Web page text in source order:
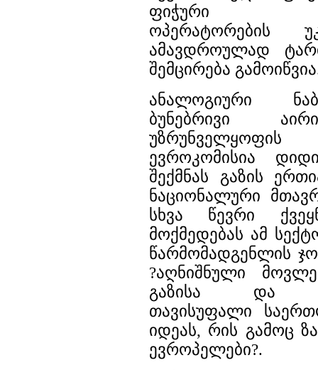
ფიჭური
ოპერატორების
ამავდროულად
შემცირება
ანალოგიური
ბუნებრივი
უზრუნველყოფის
ევროკომისია
შექმნას გაზის
ნაციონალური
სხვა წევრი
მოქმედებას ამ
წარმომადგენლის
?აღნიშნული
გაზისა და
თავისუფალი
იდეას, რის გამოც
ევროპელები?.